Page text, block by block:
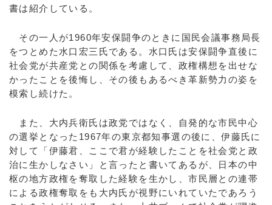
書は紹介している。
その一人が1960年安保闘争のときに国民会議事務局長
をつとめた水口宏三氏である。水口氏は安保闘争直後に
社会党が共産党との関係を考慮して、政権構想を出せな
かったことを後悔し、その後もあるべき革新勢力の姿を
模索し続けた。
また、大内兵衛氏は政党ではなく、自発的な市民中心
の選挙となった1967年の東京都知事選の後に、伊藤氏に
対して「伊藤君、ここで君が経験したことを社会党と政
治に生かしなさい」と言ったと書いてあるが、日本の中
枢の地方政権を奪取した経験を生かし、市民層との連帯
による政権奪取をも大内氏が視野にいれていたであろう